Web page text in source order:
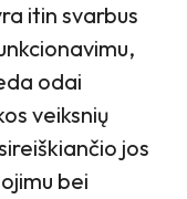
itin svarbus
odai
veiksnių
jos
bei